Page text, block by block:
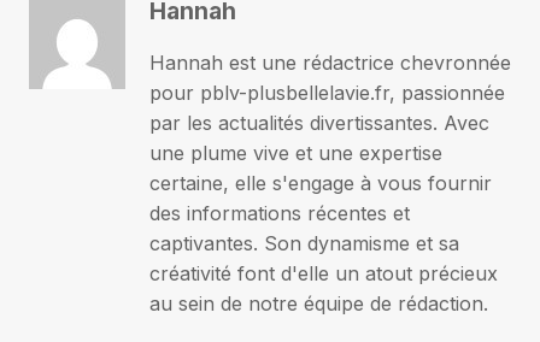
Hannah
Hannah est une rédactrice chevronnée
pour pblv-plusbellelavie.fr, passionnée
par les actualités divertissantes. Avec
une plume vive et une expertise
certaine, elle s'engage à vous fournir
des informations récentes et
captivantes. Son dynamisme et sa
créativité font d'elle un atout précieux
au sein de notre équipe de rédaction.